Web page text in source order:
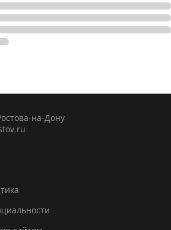
на-Дону